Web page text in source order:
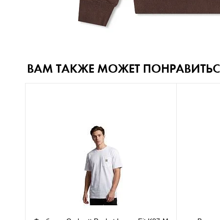
ВАМ ТАКЖЕ МОЖЕТ